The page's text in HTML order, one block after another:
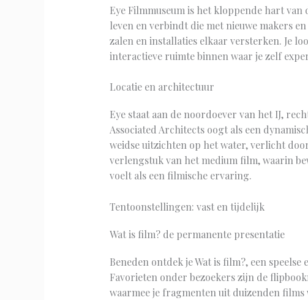
Eye Filmmuseum is het kloppende hart
leven en verbindt die met nieuwe makers
zalen en installaties elkaar versterken. Je
interactieve ruimte binnen waar je zelf
Locatie en architectuur
Eye staat aan de noordoever van het IJ,
Associated Architects oogt als een
weidse uitzichten op het water, verlicht
verlengstuk van het medium film, waarin
voelt als een filmische ervaring.
Tentoonstellingen: vast en tijdelijk
Wat is film? de permanente presentatie
Beneden ontdek je Wat is film?, een
Favorieten onder bezoekers zijn de
waarmee je fragmenten uit duizenden